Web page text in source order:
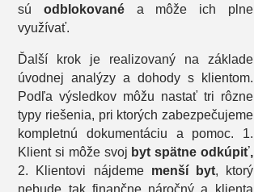
súodblokované a môže ich plne
využívať.
Ďalší krok je realizovaný na základe
úvodnej analýzy a dohody s klientom.
Podľa výsledkov môžu nastať tri rôzne
typy riešenia, pri ktorých zabezpečujeme
kompletnú dokumentáciu a pomoc. 1.
Klient si môže svoj byt spätne odkúpiť,
2. Klientovi nájdeme menší byt, ktorý
nebude tak finančne náročný a klienta